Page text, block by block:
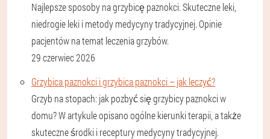
Najlepsze sposoby na grzybicę paznokci. Skuteczne leki,
niedrogie leki i metody medycyny tradycyjnej. Opinie
pacjentów na temat leczenia grzybów.
29 czerwiec 2026
Grzybica paznokci i grzybica paznokci – jak leczyć?
Grzyb na stopach: jak pozbyć się grzybicy paznokci w
domu? W artykule opisano ogólne kierunki terapii, a także
skuteczne środki i receptury medycyny tradycyjnej.